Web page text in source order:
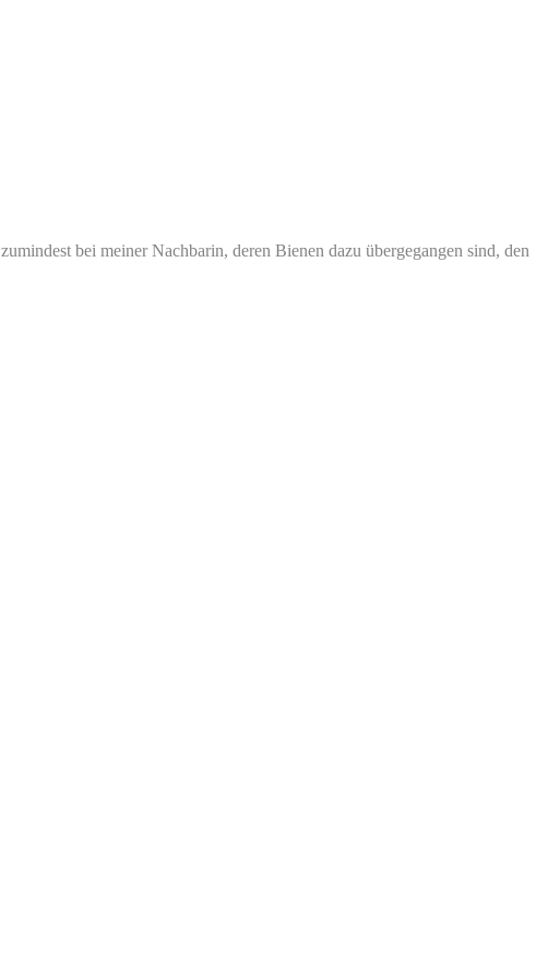
bei meiner Nachbarin, deren Bienen dazu übergegangen sind, den